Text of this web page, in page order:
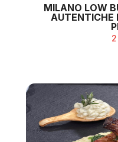
MILANO LOW
AUTENTICHE